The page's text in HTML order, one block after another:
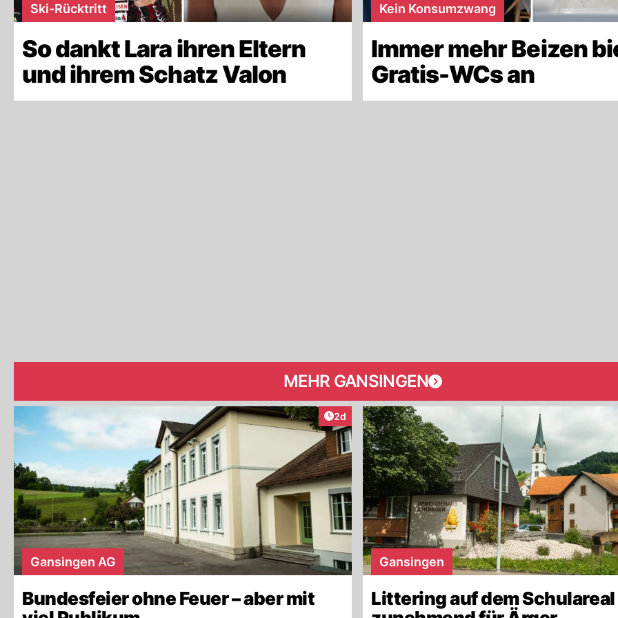
Ski-Rücktritt
So dankt Lara ihren Eltern
und ihrem Schatz Valon
Kein Konsumzwang
Immer mehr Beizen
Gratis-WCs an
MEHR GANSINGEN
Artikel veröffentlicht:
2d
Gansingen AG
Bundesfeier ohne Feuer – aber mit
Gansingen
Littering auf dem